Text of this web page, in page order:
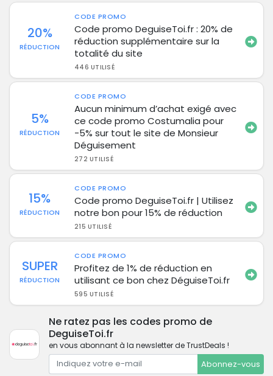
20%
RÉDUCTION
CODE PROMO
Code promo DeguiseToi.fr : 20% de
réduction supplémentaire sur la
totalité du site
446 UTILISÉ
5%
RÉDUCTION
CODE PROMO
Aucun minimum d’achat exigé avec
ce code promo Costumalia pour
-5% sur tout le site de Monsieur
Déguisement
272 UTILISÉ
15%
RÉDUCTION
CODE PROMO
Code promo DeguiseToi.fr | Utilisez
notre bon pour 15% de réduction
215 UTILISÉ
SUPER
RÉDUCTION
CODE PROMO
Profitez de 1% de réduction en
utilisant ce bon chez DéguiseToi.fr
595 UTILISÉ
Ne ratez pas les codes promo de
DeguiseToi.fr
en vous abonnant à la newsletter de TrustDeals !
Abonnez-vous